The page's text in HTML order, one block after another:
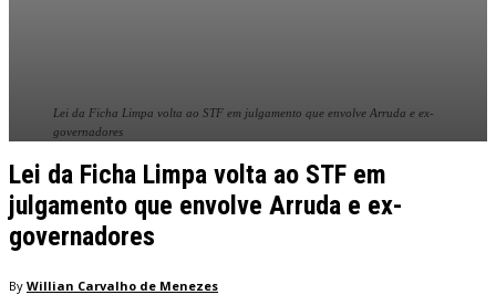
Lei da Ficha Limpa volta ao STF em julgamento que envolve Arruda e ex-
governadores
Lei da Ficha Limpa volta ao STF em
julgamento que envolve Arruda e ex-
governadores
By Willian Carvalho de Menezes